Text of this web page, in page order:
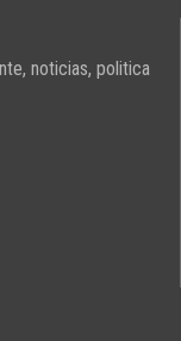
noticias, politica